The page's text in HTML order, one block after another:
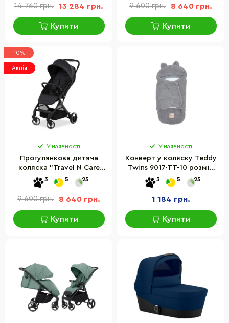
14 760 грн. 13 284 грн.
Купити
9 600 грн. 8 640 грн.
Купити
-10%
Акція
У наявності
Прогулянкова дитяча
коляска "Travel N Care
Plus" Hauck 16018-3 чорний
3 5 25
9 600 грн. 8 640 грн.
Купити
У наявності
Конверт у коляску Teddy
Twins 9017-TT-10 розмір
70 х 35 см
3 5 25
1 184 грн.
Купити